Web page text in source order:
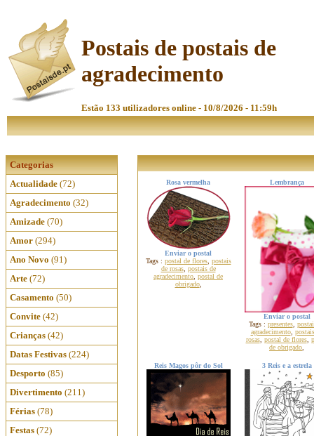
Postais de postais de
agradecimento
Estão 133 utilizadores online - 10/8/2026 - 11:59h
Categorias
Actualidade (72)
Agradecimento (32)
Amizade (70)
Amor (294)
Ano Novo (91)
Arte (72)
Casamento (50)
Convite (42)
Crianças (42)
Datas Festivas (224)
Desporto (85)
Divertimento (211)
Férias (78)
Festas (72)
Rosa vermelha
Enviar o postal
Tags : postal de flores, postais
de rosas, postais de
agradecimento postal de
obrigado,
Lembrança
Enviar o postal
Tags : presentes,
agradecimento,
rosas, postal de flores,
de obrigado
Reis Magos pôr do Sol 3 Reis e a estrela